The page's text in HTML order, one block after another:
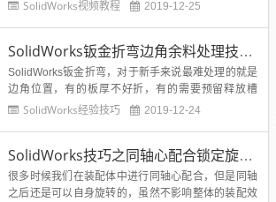
SolidWorks视频教程 2019-12-25
SolidWorks钣金折弯边角余料处理技巧，钣金工艺设计师都在用
SolidWorks钣金折弯，对于新手来说最难处理的就是
边角位置，有的板厚不好折，有的需要预留释放槽
孔，今天给大家分享的这个案例，你肯定也遇到过，
后看的很清楚。展开图这个多料的部分可以用边角-裁
剪去...
SolidWorks经验技巧 2019-12-24
SolidWorks技巧之同轴心配合锁定旋转，强迫症设计师的福音
很多时候我们在装配体中进行同轴心配合，但是同轴
之后还是可以自身旋转的，虽然不影响整体的装配效